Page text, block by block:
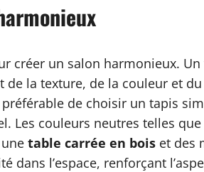
créer un salon harmonieux.
de la texture, de la couleur et
de choisir un tapis
Les couleurs neutres telles
table carrée en bois et des
dans l’espace, renforçant